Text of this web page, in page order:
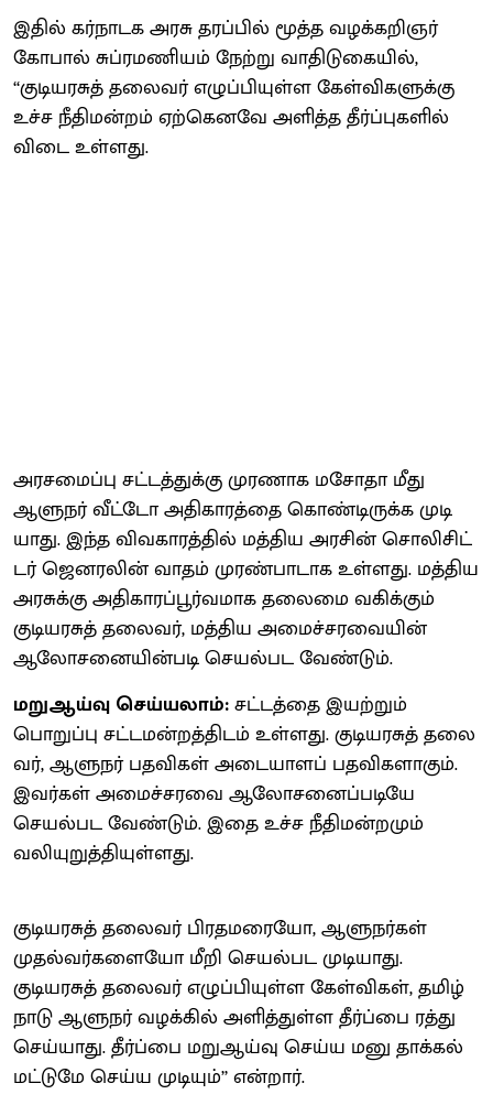
இதில் கர்​நாடக அரசு தரப்​பில் மூத்த வழக்​கறிஞர்
கோபால் சுப்​ரமணி​யம் நேற்று வாதிடு​கை​யில்,
‘‘குடியரசுத் தலை​வர் எழுப்பியுள்ள கேள்வி​களுக்கு
உச்ச நீதி​மன்​றம் ஏற்​கெனவே அளித்த தீர்ப்​பு​களில்
விடை உள்​ளது.
அரசமைப்பு சட்​டத்​துக்கு முரணாக மசோதா மீது
ஆளுநர் வீட்டோ அதி​காரத்தை கொண்​டிருக்க முடி​
யாது. இந்த விவ​காரத்​தில் மத்​திய அரசின் சொலிசிட்​
டர் ஜெனரலின் வாதம் முரண்​பா​டாக உள்​ளது. மத்​திய
அரசுக்கு அதி​காரப்​பூர்​வ​மாக தலைமை வகிக்​கும்
குடியரசுத் தலை​வர், மத்​திய அமைச்​சர​வை​யின்
ஆலோ​சனை​யின்​படி செயல்பட வேண்​டும்.
மறுஆய்வு செய்யலாம்:சட்​டத்தை இயற்​றும்
பொறுப்பு சட்​டமன்​றத்​திடம் உள்​ளது. குடியரசுத் தலை​
வர், ஆளுநர் பதவி​கள் அடை​யாளப் பதவி​களாகும்.
இவர்​கள் அமைச்​சரவை ஆலோ​சனைப்​படியே
செயல்பட வேண்​டும். இதை உச்ச நீதி​மன்​ற​மும்
வலியுறுத்​தி​யுள்​ளது.
குடியரசுத் தலை​வர் பிரதமரையோ, ஆளுநர்​கள்
முதல்​வர்​களையோ மீறி செயல்பட முடி​யாது.
குடியரசுத் தலை​வர் எழுப்​பி​யுள்ள கேள்வி​கள், தமிழ்​
நாடு ஆளுநர் வழக்​கில் அளித்​துள்ள தீர்ப்பை ரத்து
செய்​யாது. தீர்ப்பை மறுஆய்வு செய்ய மனு தாக்​கல்
மட்​டுமே செய்ய முடி​யும்’’ என்​றார்.